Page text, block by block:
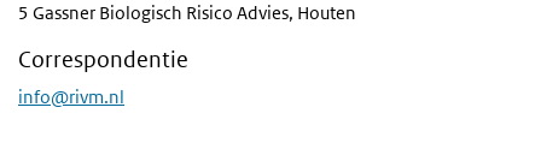
5 Gassner Biologisch Risico Advies, Houten
Correspondentie
info@rivm.nl